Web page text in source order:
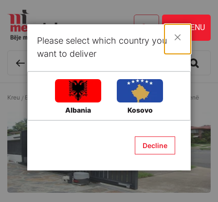
Kreu Elektrike Pajisje elektrike Elektromotorë për porta dhe qepenë
Please select which country you
want to deliver
Albania Kosovo
Decline